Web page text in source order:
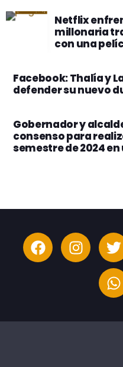
Netflix
millonaria
con una
Facebook: Thalía y
defender su nuevo
Gobernador y
consenso para
semestre de 2024